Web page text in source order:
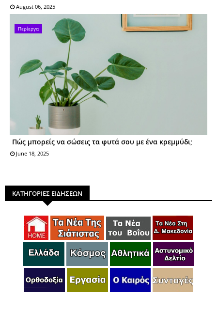
August 06, 2025
Περίεργα
Πώς μπορείς να σώσεις τα φυτά σου με ένα κρεμμύδι;
June 18, 2025
ΚΑΤΗΓΟΡΙΕΣ ΕΙΔΗΣΕΩΝ